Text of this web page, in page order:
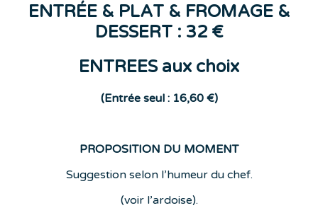
ENTRÉE & PLAT & FROMAGE &
DESSERT : 32 €
ENTREES aux choix
(Entrée seul : 16,60 €)
PROPOSITION DU MOMENT
Suggestion selon l’humeur du chef.
(voir l’ardoise).